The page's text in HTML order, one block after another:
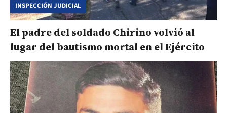
INSPECCIÓN JUDICIAL
El padre del soldado Chirino volvió al
lugar del bautismo mortal en el Ejército